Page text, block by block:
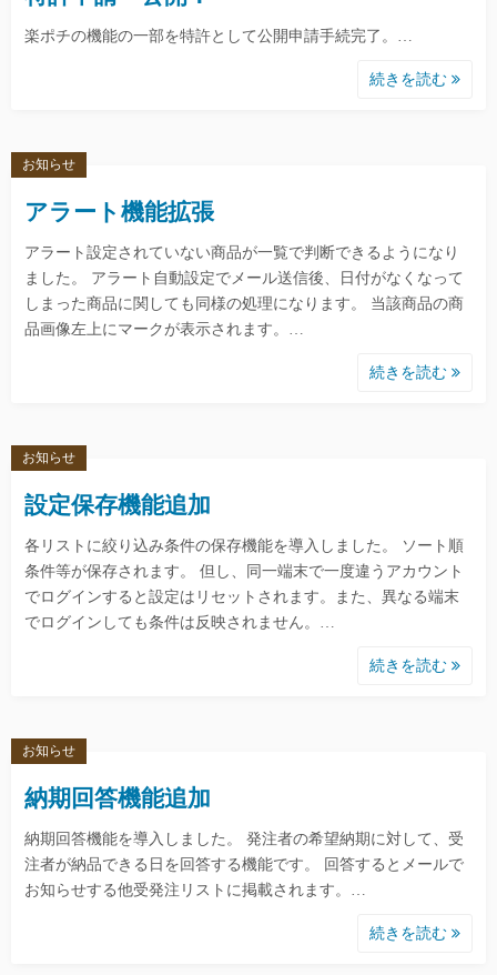
楽ポチの機能の一部を特許として公開申請手続完了。…
続きを読む
アラート機能拡張
アラート設定されていない商品が一覧で判断できるようになり
ました。 アラート自動設定でメール送信後、日付がなくなって
しまった商品に関しても同様の処理になります。 当該商品の商
品画像左上にマークが表示されます。…
続きを読む
お知らせ
設定保存機能追加
各リストに絞り込み条件の保存機能を導入しました。 ソート順
条件等が保存されます。 但し、同一端末で一度違うアカウント
でログインすると設定はリセットされます。また、異なる端末
でログインしても条件は反映されません。…
続きを読む
お知らせ
納期回答機能追加
納期回答機能を導入しました。 発注者の希望納期に対して、受
注者が納品できる日を回答する機能です。 回答するとメールで
お知らせする他受発注リストに掲載されます。…
続きを読む
お知らせ